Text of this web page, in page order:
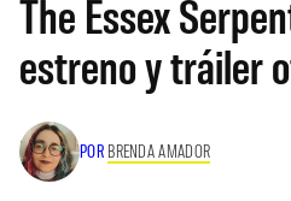
The Essex
estreno y tráiler
POR BRENDA AMADOR